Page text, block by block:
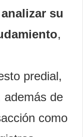
su
,
predial,
además de
como